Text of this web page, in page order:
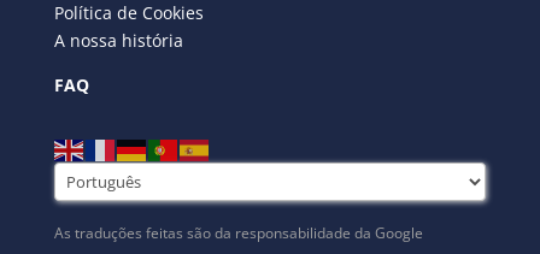
Política de Cookies
A nossa história
FAQ
As traduções feitas são da responsabilidade da Google